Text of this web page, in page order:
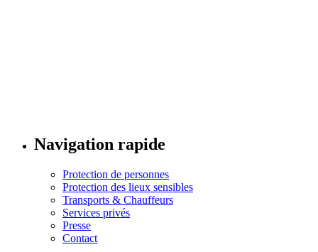
Navigation rapide
Protection de personnes
Protection des lieux sensibles
Transports & Chauffeurs
Services privés
Presse
Contact